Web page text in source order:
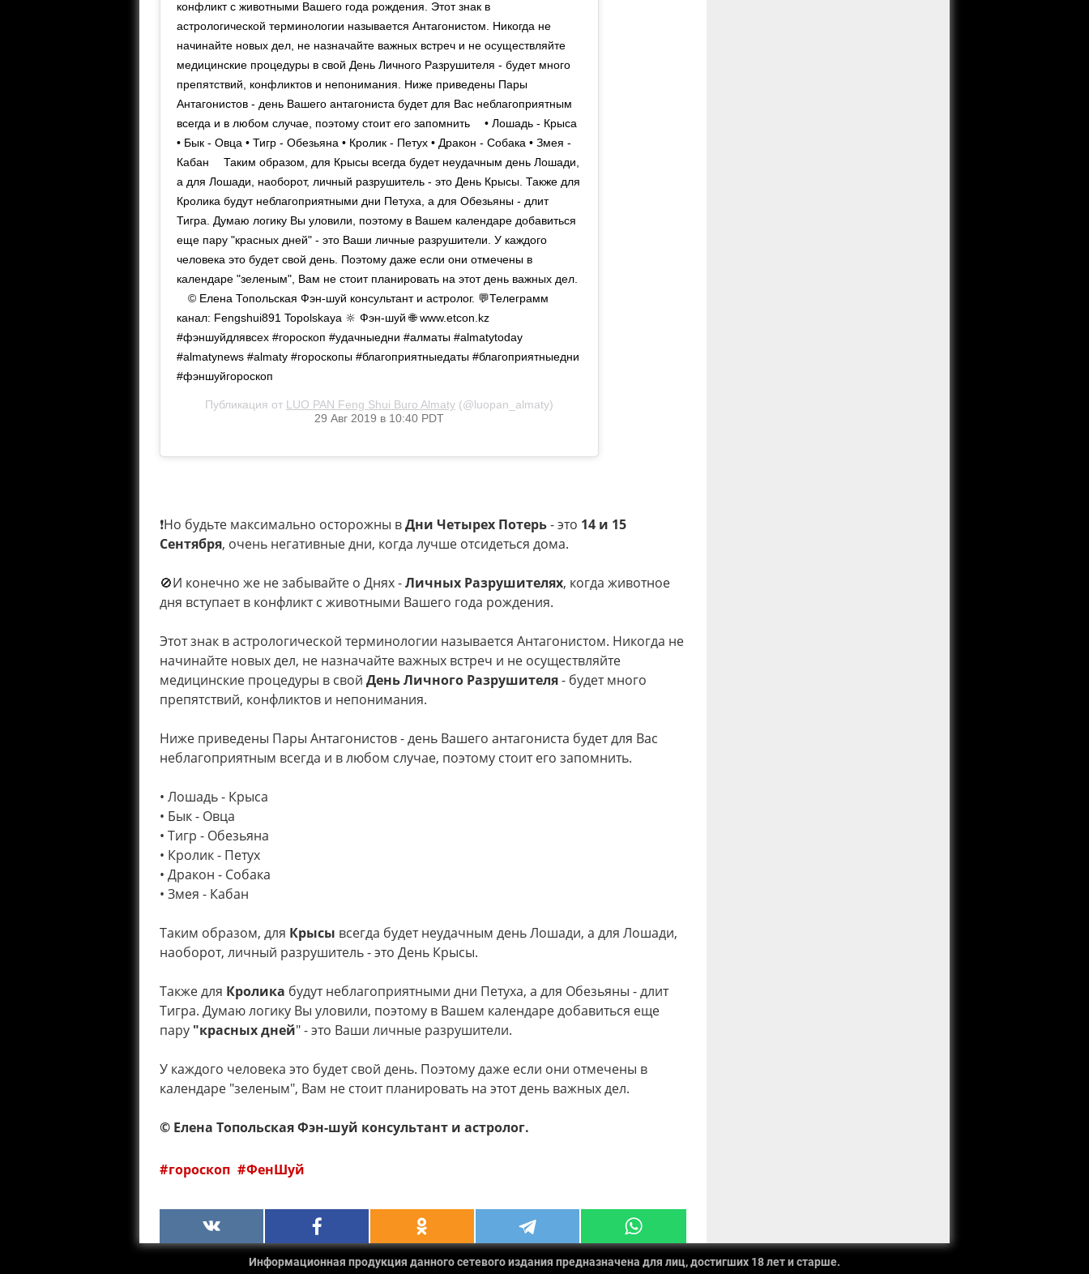
конфликт с животными Вашего года рождения. Этот знак в
астрологической терминологии называется Антагонистом. Никогда не
начинайте новых дел, не назначайте важных встреч и не осуществляйте
медицинские процедуры в свой День Личного Разрушителя - будет много
препятствий, конфликтов и непонимания. Ниже приведены Пары
Антагонистов - день Вашего антагониста будет для Вас неблагоприятным
всегда и в любом случае, поэтому стоит его запомнить ⠀ • Лошадь - Крыса
• Бык - Овца • Тигр - Обезьяна • Кролик - Петух • Дракон - Собака • Змея -
Кабан ⠀ Таким образом, для Крысы всегда будет неудачным день Лошади,
а для Лошади, наоборот, личный разрушитель - это День Крысы. Также для
Кролика будут неблагоприятными дни Петуха, а для Обезьяны - длит
Тигра. Думаю логику Вы уловили, поэтому в Вашем календаре добавиться
еще пару "красных дней" - это Ваши личные разрушители. У каждого
человека это будет свой день. Поэтому даже если они отмечены в
календаре "зеленым", Вам не стоит планировать на этот день важных дел.
⠀ ©️ Елена Топольская Фэн-шуй консультант и астролог. 💬Телеграмм
канал: Fengshui891 Topolskaya 🔆 Фэн-шуй 🌐 www.etcon.kz ⠀
#фэншуйдлявсех #гороскоп #удачныедни #алматы #almatytoday
#almatynews #almaty #гороскопы #благоприятныедаты #благоприятныедни
#фэншуйгороскоп
Публикация от LUO PAN Feng Shui Buro Almaty (@luopan_almaty)
29 Авг 2019 в 10:40 PDT
❗️Но будьте максимально осторожны вДни Четырех Потерь- это 14 и 15
Сентября, очень негативные дни, когда лучше отсидеться дома.
🚫И конечно же не забывайте о Днях -Личных Разрушителях, когда животное
дня вступает в конфликт с животными Вашего года рождения.
Этот знак в астрологической терминологии называется Антагонистом. Никогда не
начинайте новых дел, не назначайте важных встреч и не осуществляйте
медицинские процедуры в свой День Личного Разрушителя- будет много
препятствий, конфликтов и непонимания.
Ниже приведены Пары Антагонистов - день Вашего антагониста будет для Вас
неблагоприятным всегда и в любом случае, поэтому стоит его запомнить.
• Лошадь - Крыса
• Бык - Овца
• Тигр - Обезьяна
• Кролик - Петух
• Дракон - Собака
• Змея - Кабан
Таким образом, для Крысы всегда будет неудачным день Лошади, а для Лошади,
наоборот, личный разрушитель - это День Крысы.
Также для Кролика будут неблагоприятными дни Петуха, а для Обезьяны - длит
Тигра. Думаю логику Вы уловили, поэтому в Вашем календаре добавиться еще
пару "красных дней" - это Ваши личные разрушители.
У каждого человека это будет свой день. Поэтому даже если они отмечены в
календаре "зеленым", Вам не стоит планировать на этот день важных дел.
©️ Елена Топольская Фэн-шуй консультант и астролог.
гороскоп ФенШуй
Информационная продукция данного сетевого издания предназначена для лиц, достигших 18 лет и старше.